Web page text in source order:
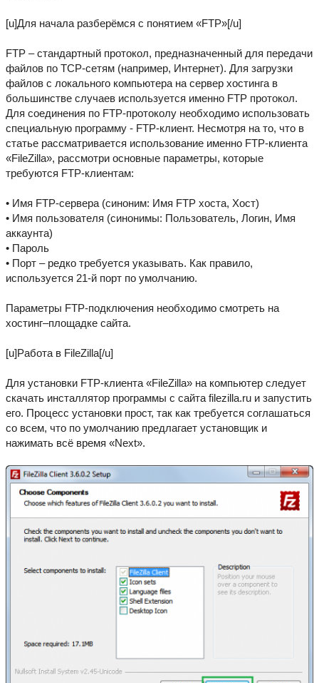
[u]Для начала разберёмся с понятием «FTP»[/u]
FTP – стандартный протокол, предназначенный для передачи
файлов по TCP-сетям (например, Интернет). Для загрузки
файлов с локального компьютера на сервер хостинга в
большинстве случаев используется именно FTP протокол.
Для соединения по FTP-протоколу необходимо использовать
специальную программу - FTP-клиент. Несмотря на то, что в
статье рассматривается использование именно FTP-клиента
«FileZilla», рассмотри основные параметры, которые
требуются FTP-клиентам:
• Имя FTP-сервера (синоним: Имя FTP хоста, Хост)
• Имя пользователя (синонимы: Пользователь, Логин, Имя
аккаунта)
• Пароль
• Порт – редко требуется указывать. Как правило,
используется 21-й порт по умолчанию.
Параметры FTP-подключения необходимо смотреть на
хостинг–площадке сайта.
[u]Работа в FileZilla[/u]
Для установки FTP-клиента «FileZilla» на компьютер следует
скачать инсталлятор программы с сайта filezilla.ru и запустить
его. Процесс установки прост, так как требуется соглашаться
со всем, что по умолчанию предлагает установщик и
нажимать всё время «Next».